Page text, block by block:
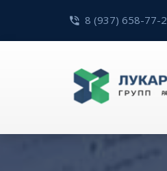
8 (937) 658-77-